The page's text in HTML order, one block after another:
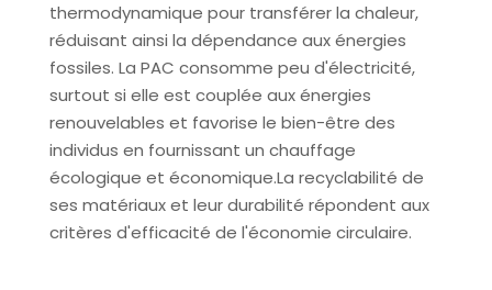
thermodynamique pour transférer la chaleur,
réduisant ainsi la dépendance aux énergies
fossiles. La PAC consomme peu d'électricité,
surtout si elle est couplée aux énergies
renouvelables et favorise le bien-être des
individus en fournissant un chauffage
écologique et économique.La recyclabilité de
ses matériaux et leur durabilité répondent aux
critères d'efficacité de l'économie circulaire.